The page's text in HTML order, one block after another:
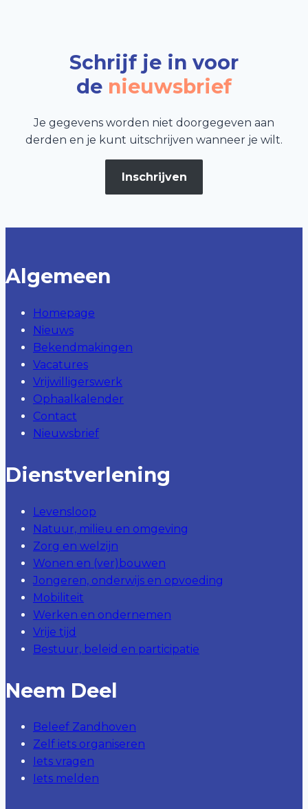
Schrijf je in voor
de nieuwsbrief
Je gegevens worden niet doorgegeven aan
derden en je kunt uitschrijven wanneer je wilt.
Inschrijven
Algemeen
Homepage
Nieuws
Bekendmakingen
Vacatures
Vrijwilligerswerk
Ophaalkalender
Contact
Nieuwsbrief
Dienstverlening
Levensloop
Natuur, milieu en omgeving
Zorg en welzijn
Wonen en (ver)bouwen
Jongeren, onderwijs en opvoeding
Mobiliteit
Werken en ondernemen
Vrije tijd
Bestuur, beleid en participatie
Neem Deel
Beleef Zandhoven
Zelf iets organiseren
Iets vragen
Iets melden